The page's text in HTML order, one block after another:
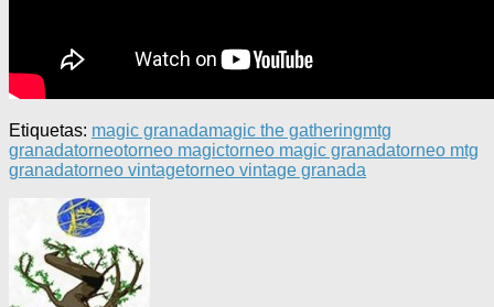
Etiquetas: magic granadamagic the gatheringmtg
granadatorneotorneo magictorneo magic granadatorneo mtg
granadatorneo vintagetorneo vintage granada